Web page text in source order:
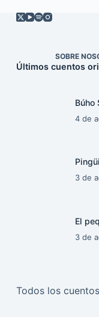
SOBRE
Últimos cuentos
Búho
4 de
3 de
El
3 de
Todos los cuentos